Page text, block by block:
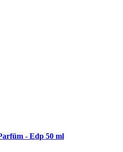
- Edp 50 ml